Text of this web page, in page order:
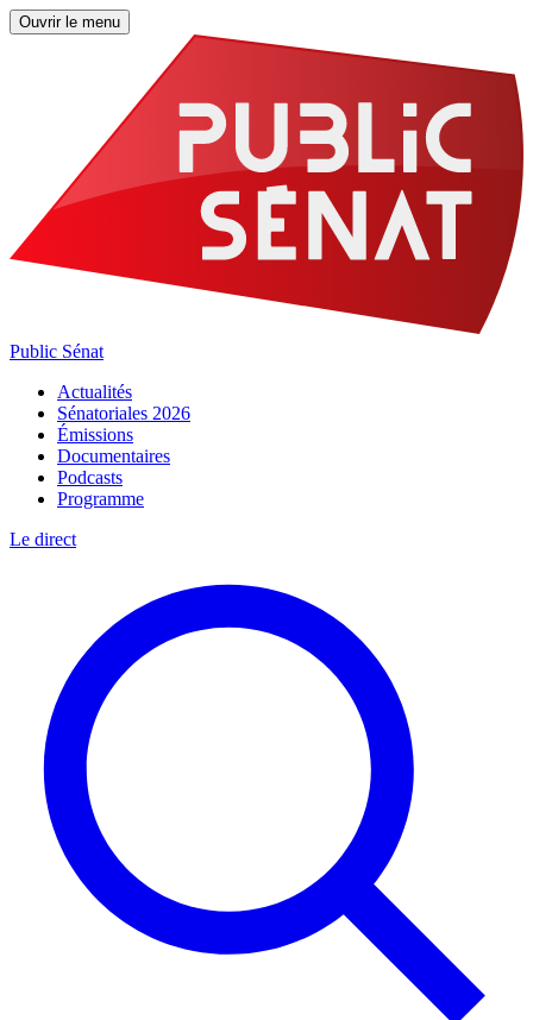
Ouvrir le menu
Public Sénat
Actualités
Sénatoriales 2026
Émissions
Documentaires
Podcasts
Programme
Le direct